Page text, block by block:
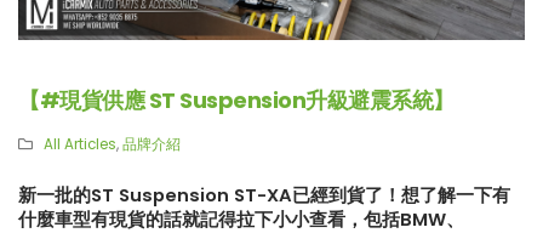
【#現貨供應 ST Suspension升級避震系統】
All Articles,品牌介紹
新一批的ST Suspension ST-XA已經到貨了！想了解一下有
什麼車型有現貨的話就記得拉下小小查看，包括BMW、